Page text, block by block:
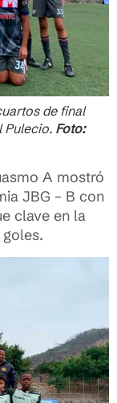
de final
Pulecio. Foto:
A mostró
JBG – B con
clave en la